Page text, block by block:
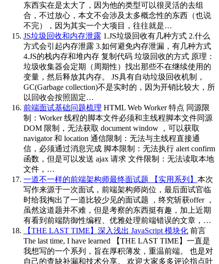
东西实在是太大了，因为他的类型可以很灵活的去组
合，不过放心，本文不会涉及太多概念性的东西（也说
不完），因为其实一个大项目，往往就是…
JS垃圾回收和内存泄露 1.JS垃圾回收有几种方式 2.什么
方式会引起内存泄露 3.如何避免内存泄漏，有几种方式
4.JS的栈内存和堆内存 复制代码 垃圾回收的方式 原理：
垃圾收集器会定期（周期性）找出那些不在继续使用的
变量，然后释放其内存。 JS具有自动垃圾回收机制，
GC(Garbage collection)不是实时的，因为开销比较大，所
以回收会按照固定…
前端面试基础问题梳理 HTML Web Worker 特点 同源限
制：Worker 线程的脚本文件必须和主线程脚本文件同源
DOM 限制，无法获取 document window ，可以获取
navigator 和 location 通信限制：无法与主线程直接通
信，必须通过消息完成 脚本限制：无法执行 alert confirm
函数，但是可以发送 ajax 请求 文件限制：无法读取本地
文件，…
一道不一样的前端架构师最终面试题 【实用系列】 本次
写作来源于一次面试，前端架构师岗位，最后面试官临
时给我掏出了一道比较少见的面试题 ，终究斩获offer ，
虽然这道题并不难，但是考察的东西挺有趣，加上近期
有看到前端防御性编程、优雅处理前端错误的文章，…
【THE LAST TIME】深入浅出 JavaScript 模块化 前言
The last time, I have learned 【THE LAST TIME】一直是
我想写的一个系列，旨在厚积薄发，重温前端。 也是对
自己的查缺补漏和技术分享。 欢迎大家多多评论指点吐